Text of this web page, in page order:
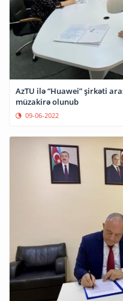
AzTU ilə “Huawei” şirkəti
müzakirə olunub
09-06-2022